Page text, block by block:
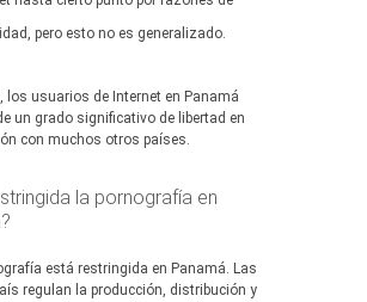
pero esto no es generalizado.
los usuarios de Internet en Panamá
un grado significativo de libertad en
con muchos otros países.
la pornografía en
está restringida en Panamá. Las
regulan la producción, distribución y